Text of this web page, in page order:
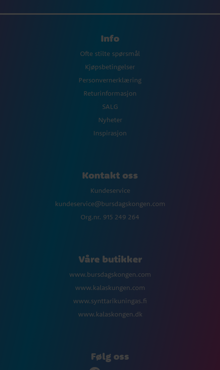
Info
Ofte stilte spørsmål
Kjøpsbetingelser
Personvernerklæring
Returinformasjon
SALG
Nyheter
Inspirasjon
Kontakt oss
Kundeservice
kundeservice@bursdagskongen.com
Org.nr. 915 249 264
Våre butikker
www.bursdagskongen.com
www.kalaskungen.com
www.synttarikuningas.fi
www.kalaskongen.dk
Følg oss